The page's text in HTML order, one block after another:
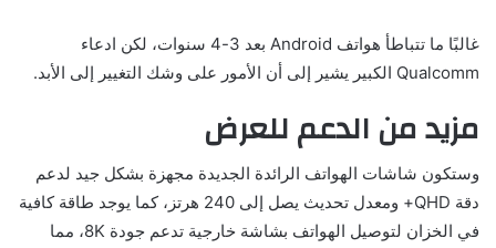
غالبًا ما تتباطأ هواتف Android بعد 3-4 سنوات، لكن ادعاء
Qualcomm الكبير يشير إلى أن الأمور على وشك التغيير إلى الأبد.
مزيد من الدعم للعرض
وستكون شاشات الهواتف الرائدة الجديدة مجهزة بشكل جيد لدعم
دقة QHD+ ومعدل تحديث يصل إلى 240 هرتز، كما يوجد طاقة كافية
في الخزان لتوصيل الهواتف بشاشة خارجية تدعم جودة 8K، مما